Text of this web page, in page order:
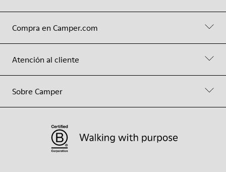
Compra en Camper.com
Atención al cliente
Sobre Camper